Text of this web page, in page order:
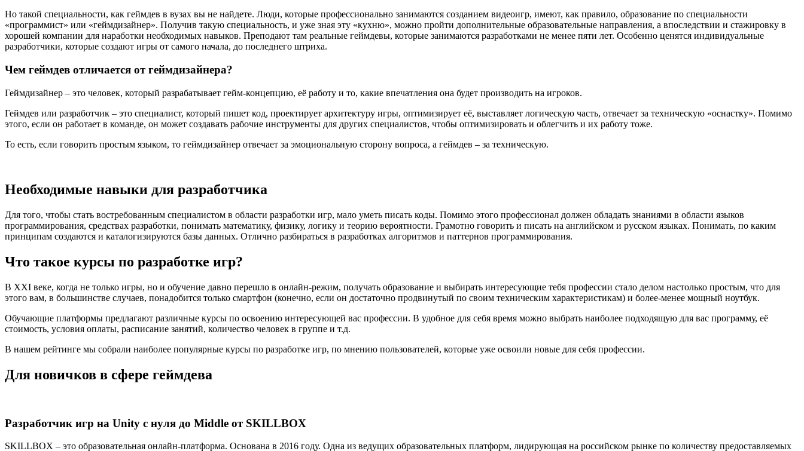
Но такой специальности, как геймдев в вузах вы не найдете. Люди, которые профессионально занимаются созданием видеоигр, имеют, как правило, образование по специальности
«программист» или «геймдизайнер». Получив такую специальность, и уже зная эту «кухню», можно пройти дополнительные образовательные направления, а впоследствии и стажировку в
хорошей компании для наработки необходимых навыков. Преподают там реальные геймдевы, которые занимаются разработками не менее пяти лет. Особенно ценятся индивидуальные
разработчики, которые создают игры от самого начала, до последнего штриха.
Чем геймдев отличается от геймдизайнера?
Геймдизайнер – это человек, который разрабатывает гейм-концепцию, её работу и то, какие впечатления она будет производить на игроков.
Геймдев или разработчик – это специалист, который пишет код, проектирует архитектуру игры, оптимизирует её, выставляет логическую часть, отвечает за техническую «оснастку». Помимо
этого, если он работает в команде, он может создавать рабочие инструменты для других специалистов, чтобы оптимизировать и облегчить и их работу тоже.
То есть, если говорить простым языком, то геймдизайнер отвечает за эмоциональную сторону вопроса, а геймдев – за техническую.
Необходимые навыки для разработчика
Для того, чтобы стать востребованным специалистом в области разработки игр, мало уметь писать коды. Помимо этого профессионал должен обладать знаниями в области языков
программирования, средствах разработки, понимать математику, физику, логику и теорию вероятности. Грамотно говорить и писать на английском и русском языках. Понимать, по каким
принципам создаются и каталогизируются базы данных. Отлично разбираться в разработках алгоритмов и паттернов программирования.
Что такое курсы по разработке игр?
В XXI веке, когда не только игры, но и обучение давно перешло в онлайн-режим, получать образование и выбирать интересующие тебя профессии стало делом настолько простым, что для
этого вам, в большинстве случаев, понадобится только смартфон (конечно, если он достаточно продвинутый по своим техническим характеристикам) и более-менее мощный ноутбук.
Обучающие платформы предлагают различные курсы по освоению интересующей вас профессии. В удобное для себя время можно выбрать наиболее подходящую для вас программу, её
стоимость, условия оплаты, расписание занятий, количество человек в группе и т.д.
В нашем рейтинге мы собрали наиболее популярные курсы по разработке игр, по мнению пользователей, которые уже освоили новые для себя профессии.
Для новичков в сфере геймдева
Разработчик игр на Unity с нуля до Middle от SKILLBOX
SKILLBOX – это образовательная онлайн-платформа. Основана в 2016 году. Одна из ведущих образовательных платформ, лидирующая на российском рынке по количеству предоставляемых